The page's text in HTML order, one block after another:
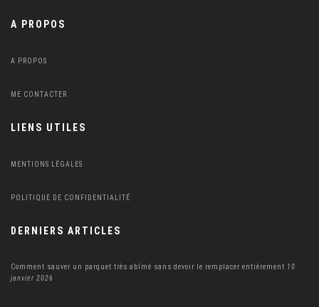
A PROPOS
A PROPOS
ME CONTACTER
LIENS UTILES
MENTIONS LÉGALES
POLITIQUE DE CONFIDENTIALITÉ
DERNIERS ARTICLES
Comment sauver un parquet très abîmé sans devoir le remplacer entièrement 10
janvier 2026